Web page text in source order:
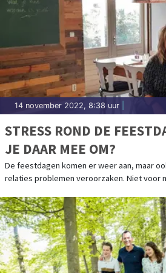
14 november 2022, 8:38 uur
STRESS ROND DE
JE DAAR MEE OM?
De feestdagen komen er weer aan, maar
relaties problemen veroorzaken. Niet voor